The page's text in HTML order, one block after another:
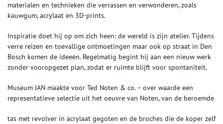
materialen en technieken die verrassen en verwonderen, zoals
kauwgum, acrylaat en 3D-prints.
Inspiratie doet hij op om zich heen: de wereld is zijn atelier. Tijdens
verre reizen en toevallige ontmoetingen maar ook op straat in Den
Bosch komen de ideeën. Regelmatig begint hij aan een nieuw werk
zonder vooropgezet plan, zodat er ruimte blijft voor spontaniteit.
Museum JAN maakte voor Ted Noten & co. – over waarde een
representatieve selectie uit het oeuvre van Noten, van de beroemde
tas met revolver in acrylaat gegoten en de broches die de koper zelf